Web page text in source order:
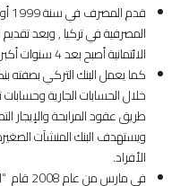
المصرفية في تركيا , وبعد
الائتمانية أصبح بعد 4 سنوات أكبر مصرف صاحب كروت فيزا في تركيا .
كما يعمل البنك التركي
خلال الحسابات الجارية
طريق عقود المرابحة والإيجار
ويستهدف البنك المنشآت
الأفراد.